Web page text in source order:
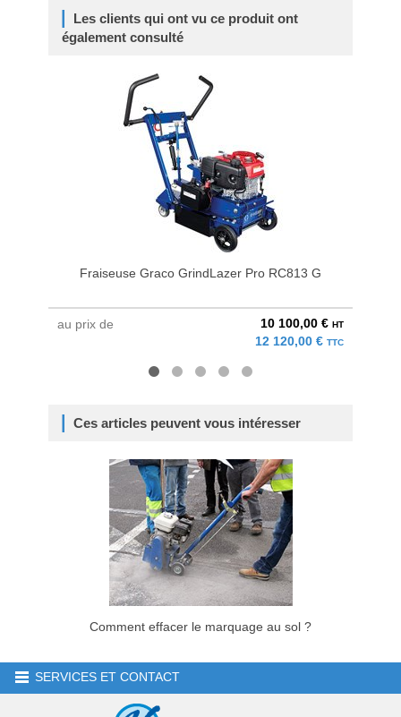
Les clients qui ont vu ce produit ont
également consulté
Fraiseuse Graco GrindLazer Pro RC813 G
au prix de 10 100,00 € HT
12 120,00 € TTC
Ces articles peuvent vous intéresser
Comment effacer le marquage au sol ?
SERVICES ET CONTACT